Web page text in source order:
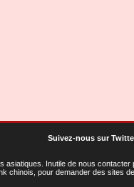
Suivez-nous sur
asiatiques . Inutile de nous
chinois, pour demander des sites